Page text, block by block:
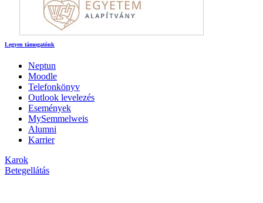
Legyen támogatónk
Neptun
Moodle
Telefonkönyv
Outlook levelezés
Események
MySemmelweis
Alumni
Karrier
Karok
Betegellátás